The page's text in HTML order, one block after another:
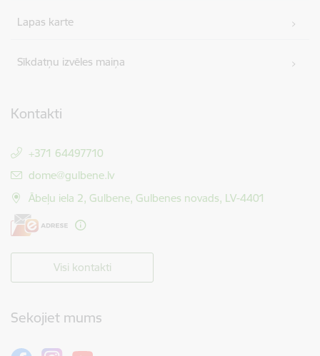
Lapas karte
Sīkdatņu izvēles maiņa
Kontakti
+371 64497710
E-pasts:
dome@gulbene.lv
Ābeļu iela 2, Gulbene, Gulbenes novads, LV-4401
Visi kontakti
Sekojiet mums